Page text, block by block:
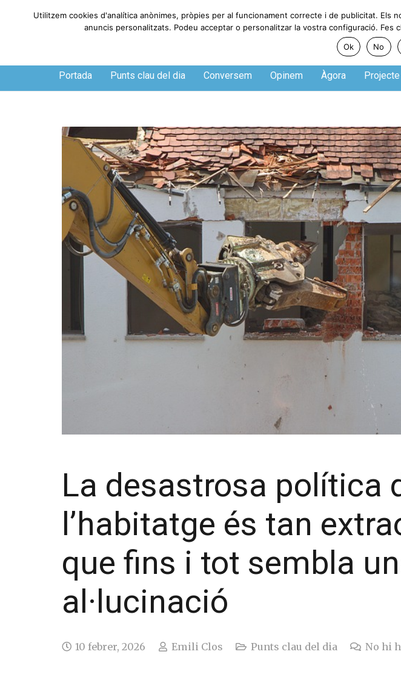
Divendres, 7 de agosto de 2026
Portada Punts clau del dia Conversem Opinem Àgora
La desastrosa política
l’habitatge és tan
que fins i tot sembla
al·lucinació
10 febrer, 2026 Emili Clos Punts clau del dia No hi
Utilitzem cookies d'analítica anònimes, pròpies per al funcionament correcte i de publicitat.
anuncis personalitzats. Podeu acceptar o personalitzar la vostra configuració. Fes
Ok
No